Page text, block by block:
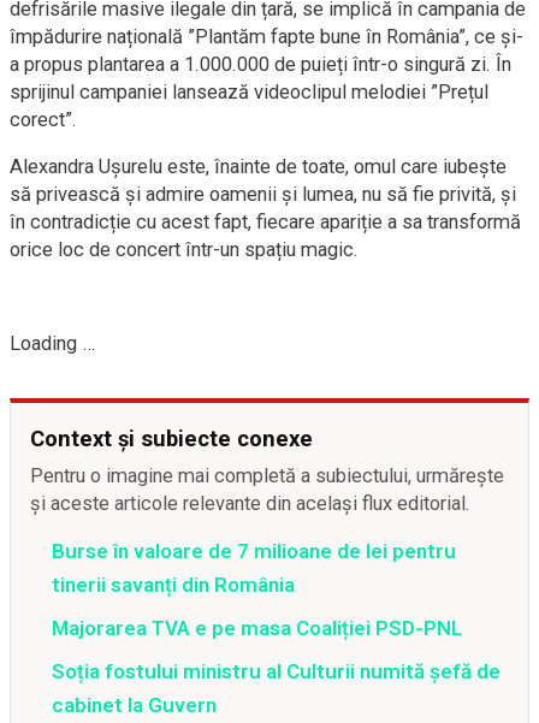
defrisările masive ilegale din țară, se implică în campania de
împădurire națională ”Plantăm fapte bune în România”, ce și-
a propus plantarea a 1.000.000 de puieți într-o singură zi. În
sprijinul campaniei lansează videoclipul melodiei ”Prețul
corect”.
Alexandra Ușurelu este, înainte de toate, omul care iubește
să privească și admire oamenii și lumea, nu să fie privită, și
în contradicție cu acest fapt, fiecare apariție a sa transformă
orice loc de concert într-un spațiu magic.
Loading …
Context și subiecte conexe
Pentru o imagine mai completă a subiectului, urmărește
și aceste articole relevante din același flux editorial.
Burse în valoare de 7 milioane de lei pentru
tinerii savanți din România
Majorarea TVA e pe masa Coaliției PSD-PNL
Soția fostului ministru al Culturii numită șefă de
cabinet la Guvern